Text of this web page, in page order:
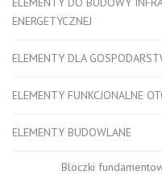
ENERGETYCZNEJ
ELEMENTY DLA
ELEMENTY FUNKCJONALNE
ELEMENTY BUDOWLANE
Bloczki